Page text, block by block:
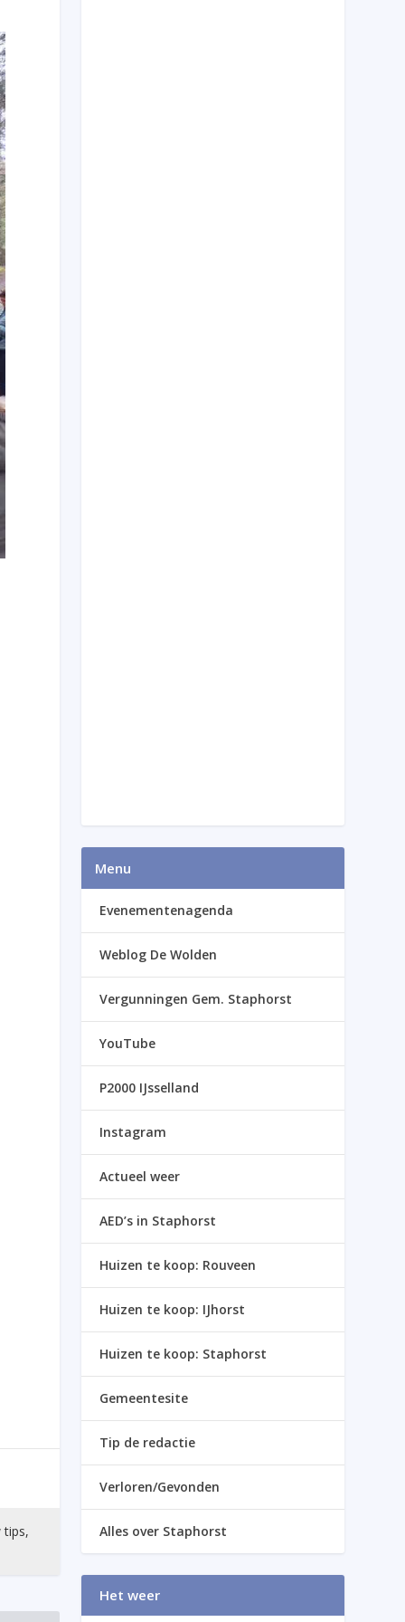
tips,
Menu
Evenementenagenda
Weblog De Wolden
Vergunningen Gem. Staphorst
YouTube
P2000 IJsselland
Instagram
Actueel weer
AED’s in Staphorst
Huizen te koop: Rouveen
Huizen te koop: IJhorst
Huizen te koop: Staphorst
Gemeentesite
Tip de redactie
Verloren/Gevonden
Alles over Staphorst
Het weer